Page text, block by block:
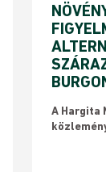
​A Hargita